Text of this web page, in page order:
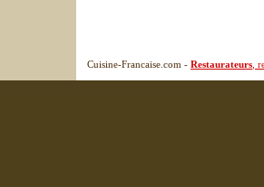
Cuisine-Francaise.com - Restaurateurs ,